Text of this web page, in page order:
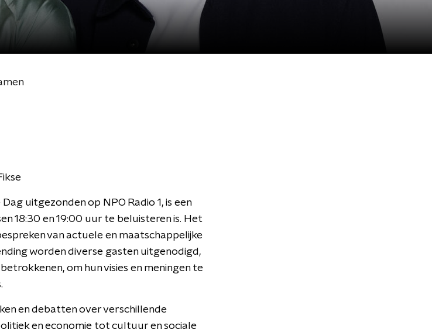
uitgezonden op NPO Radio 1, is een
18:30 en 19:00 uur te beluisteren is. Het
van actuele en maatschappelijke
worden diverse gasten uitgenodigd,
om hun visies en meningen te
en debatten over verschillende
en economie tot cultuur en sociale